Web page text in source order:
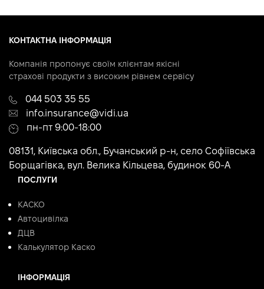
КОНТАКТНА ІНФОРМАЦІЯ
Компанія пропонує своїм клієнтам якісні
страхові продукти з високим рівнем сервісу
044 503 35 55
info.insurance@vidi.ua
пн-пт 9:00-18:00
08131, Київська обл., Бучанський р-н, село Софіївська
Борщагівка, вул. Велика Кільцева, будинок 60-А
ПОСЛУГИ
КАСКО
Автоцивілка
ДЦВ
Калькулятор Каско
ІНФОРМАЦІЯ